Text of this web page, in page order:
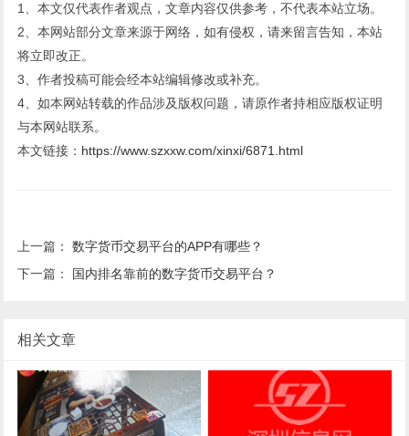
1、本文仅代表作者观点，文章内容仅供参考，不代表本站立场。
2、本网站部分文章来源于网络，如有侵权，请来留言告知，本站
将立即改正。
3、作者投稿可能会经本站编辑修改或补充。
4、如本网站转载的作品涉及版权问题，请原作者持相应版权证明
与本网站联系。
本文链接： https://www.szxxw.com/xinxi/6871.html
上一篇：数字货币交易平台的APP有哪些？
下一篇： 国内排名靠前的数字货币交易平台？
相关文章